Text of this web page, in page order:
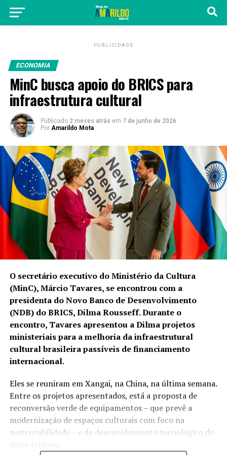
PUBLICIDADE
ECONOMIA
MinC busca apoio do BRICS para
infraestrutura cultural
Públicado 2 meses atrás em 7 de junho de 2026
Por Amarildo Mota
O secretário executivo do Ministério da Cultura
(MinC), Márcio Tavares, se encontrou com a
presidenta do Novo Banco de Desenvolvimento
(NDB) do BRICS, Dilma Rousseff. Durante o
encontro, Tavares apresentou a Dilma projetos
ministeriais para a melhoria da infraestrutural
cultural brasileira passíveis de financiamento
internacional.
Eles se reuniram em Xangai, na China, na última semana.
Entre os projetos apresentados, está a proposta de
reconversão verde de equipamentos – que prevê a
modernização de espaços culturais com foco na
sustentabilidade – e de desenvolvimento tecnológico do